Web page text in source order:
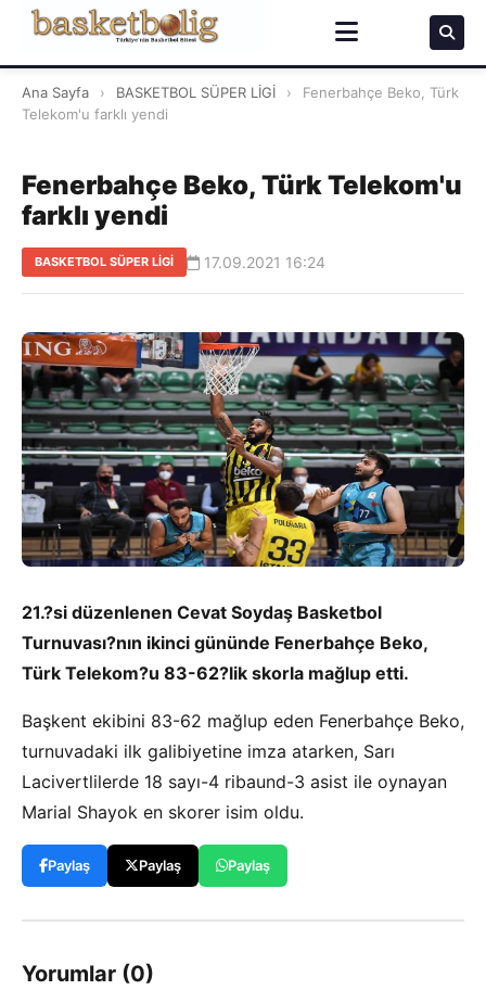
Ana Sayfa › BASKETBOL SÜPER LİGİ ›
Fenerbahçe Beko, Türk
Telekom'u farklı yendi
Fenerbahçe Beko, Türk Telekom'u
farklı yendi
BASKETBOL SÜPER LİGİ 17.09.2021 16:24
21.?si düzenlenen Cevat Soydaş Basketbol
Turnuvası?nın ikinci gününde Fenerbahçe Beko,
Türk Telekom?u 83-62?lik skorla mağlup etti.
Başkent ekibini 83-62 mağlup eden Fenerbahçe Beko,
turnuvadaki ilk galibiyetine imza atarken, Sarı
Lacivertlilerde 18 sayı-4 ribaund-3 asist ile oynayan
Marial Shayok en skorer isim oldu.
Paylaş Paylaş Paylaş
Yorumlar (0)